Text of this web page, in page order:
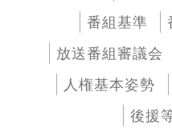
番組基準
放送番組審議会
人権基本姿勢
後援